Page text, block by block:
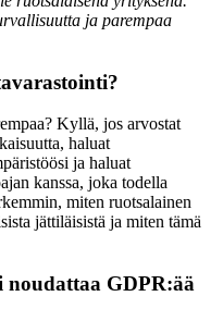
ja parempaa
Kyllä, jos arvostat
haluat
ja haluat
kanssa, joka todella
miten ruotsalainen
jättiläisistä ja miten tämä
noudattaa GDPR:ää